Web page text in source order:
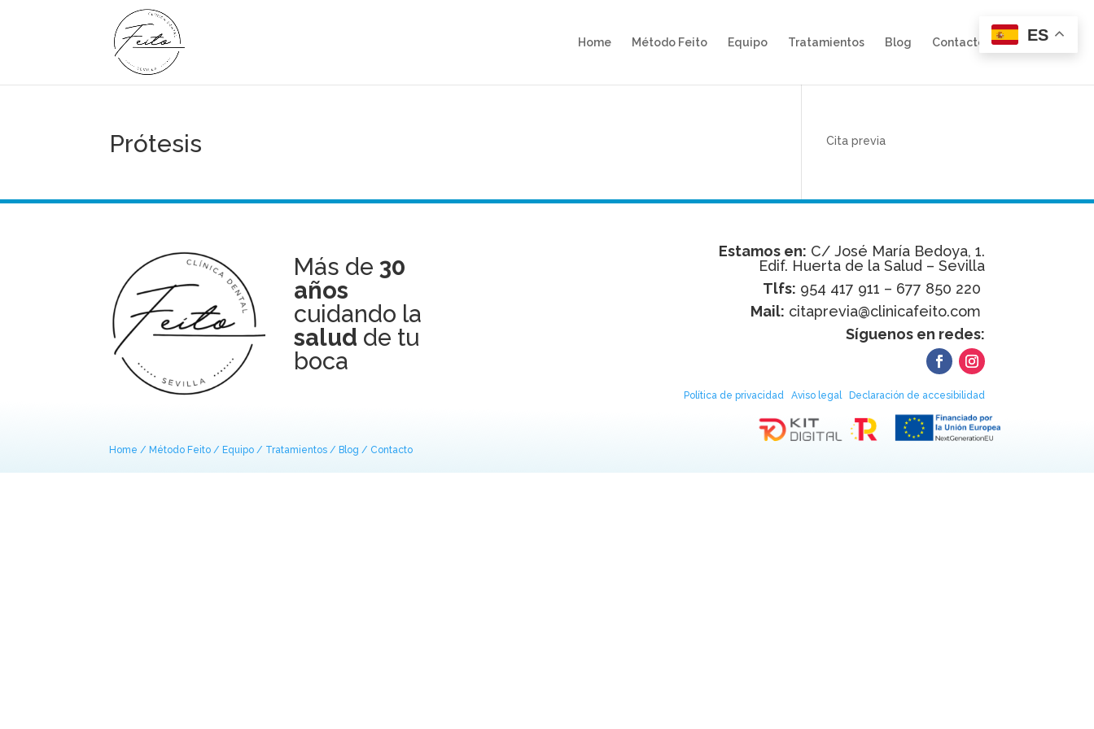
Home Método Feito Equipo Tratamientos Blog Contacto
Prótesis Cita previa
Más de 30
años
cuidando la
salud de tu
boca
Estamos en: C/ José María Bedoya, 1.
Edif. Huerta de la Salud – Sevilla
Tlfs: 954 417 911 – 677 850 220
Mail: citaprevia@clinicafeito.com
Síguenos en redes:
Política de privacidad Aviso legal Declaración de accesibilidad
Home / Método Feito / Equipo / Tratamientos / Blog / Contacto
ES